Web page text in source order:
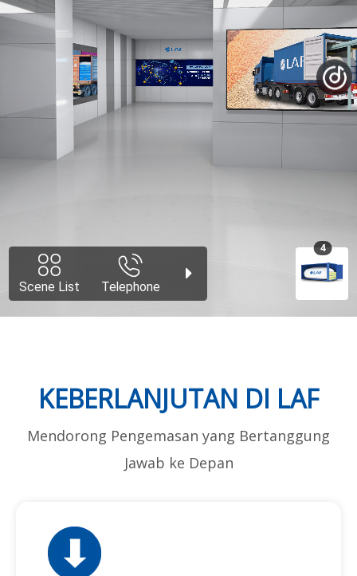
KEBERLANJUTAN DI LAF
Mendorong Pengemasan yang Bertanggung
Jawab ke Depan